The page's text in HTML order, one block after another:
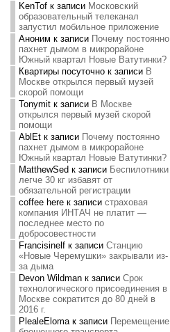
KenTofк записи Московский
образовательный телеканал
запустил мобильное приложение
Аноним к записи Почему постоянно
пахнет дымом в микрорайоне
Южный квартал Новые Ватутинки?
Квартиры посуточнок записи В
Москве открылся первый музей
скорой помощи
Tonymitк записи В Москве
открылся первый музей скорой
помощи
AblEtк записи Почему постоянно
пахнет дымом в микрорайоне
Южный квартал Новые Ватутинки?
MatthewSed к записи Беспилотники
легче 30 кг избавят от
обязательной регистрации
coffee hereк записи страховая
компания ИНТАЧ не платит —
последнее место по
добросовестности
Francisinelfк записи Станцию
«Новые Черемушки» закрывали из-
за дыма
Devon Wildmanк записи Срок
технологического присоединения в
Москве сократится до 80 дней в
2016 г.
PlealeElomaк записи Перемещение